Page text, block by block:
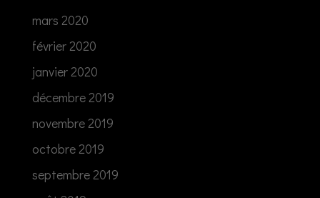
mars 2020
février 2020
janvier 2020
décembre 2019
novembre 2019
octobre 2019
septembre 2019